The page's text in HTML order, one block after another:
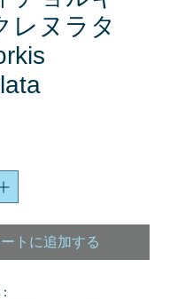
レヌラタ
トに追加する